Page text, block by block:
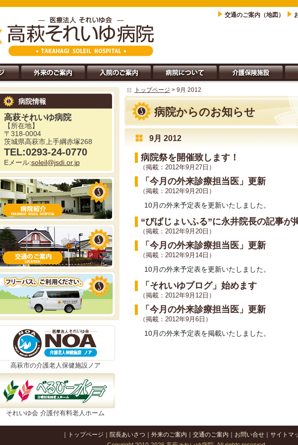
交通のご案内（地図）
病院情報
高萩それいゆ病院
【所在地】
〒318-0004
茨城県高萩市上手綱赤塚268
TEL:0293-24-0770
Eメール:soleil@jsdi.or.jp
高萩市の介護老人保健施設ノア
それいゆ会 介護付有料老人ホーム
トップページ > 9月 2012
病院からのお知らせ
9月 2012
病院祭を開催致します！
（掲載：2012年9月27日）
「今月の外来診療担当医」更新
（掲載：2012年9月20日）
10月の外来予定表を更新いたしました。
“びばじょいふる”に永井院長の記事が
（掲載：2012年9月20日）
「今月の外来診療担当医」更新
（掲載：2012年9月14日）
10月の外来予定表を更新いたしました。
「それいゆブログ」始めます
（掲載：2012年9月12日）
「今月の外来診療担当医」更新
（掲載：2012年9月6日）
10月の外来予定表を掲載いたしました。
トップページ 院長あいさつ 外来のご案内 交通のご案内 お問い合せ
サイトマ